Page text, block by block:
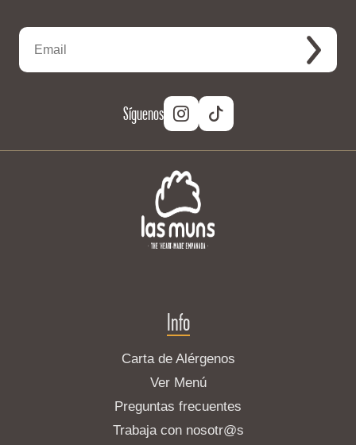
Síguenos
Info
Carta de Alérgenos
Ver Menú
Preguntas frecuentes
Trabaja con nosotr@s